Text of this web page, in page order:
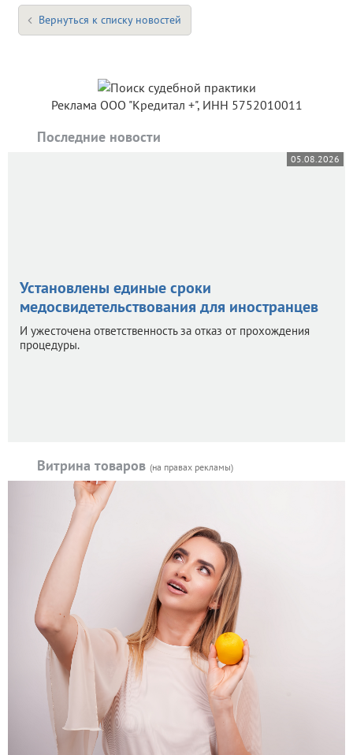
Вернуться к списку новостей
Реклама ООО "Кредитал +", ИНН 5752010011
Последние новости
05.08.2026
Установлены единые сроки
медосвидетельствования для иностранцев
И ужесточена ответственность за отказ от прохождения
процедуры.
Витрина товаров (на правах рекламы)